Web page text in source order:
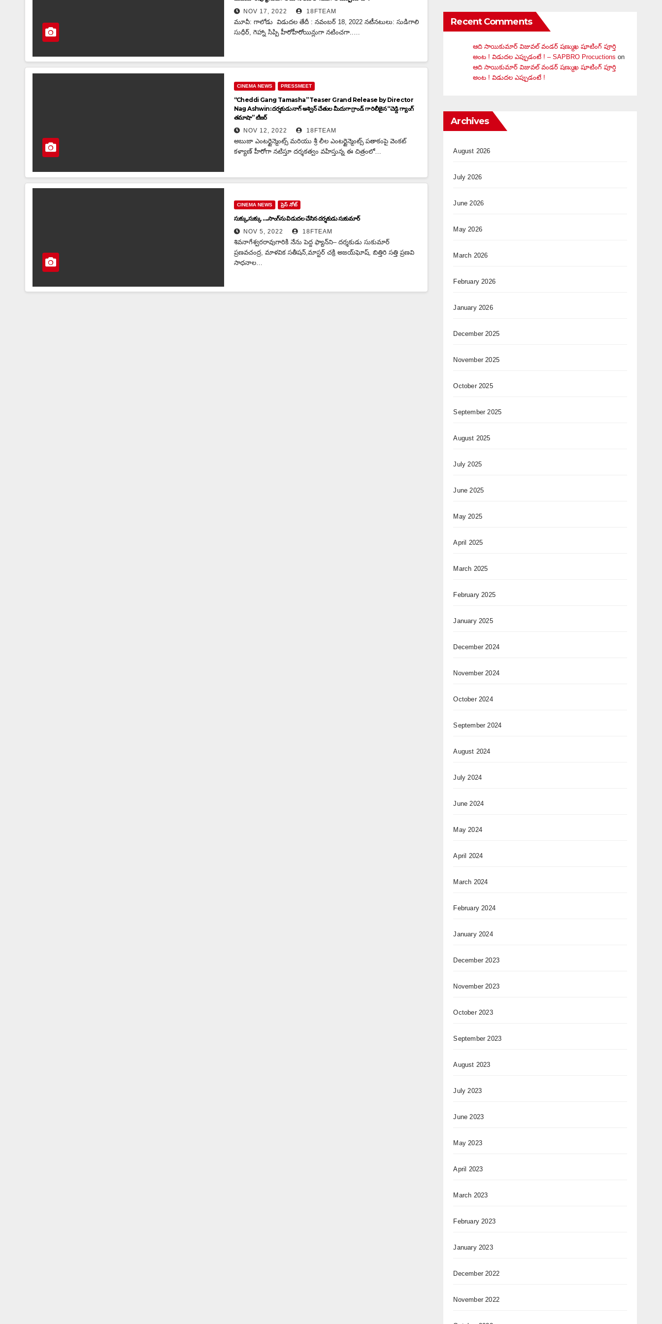
NOV 17, 2022 18FTEAM
మూవీ: గాలోడు విడుదల తేదీ : నవంబర్ 18, 2022 నటీనటులు: సుడిగాలి
సుధీర్, గెహ్నా సిప్పి హీరోహీరోయిన్లుగా నటించగా..…
CINEMA NEWS PRESSMEET
“Cheddi Gang Tamasha” Teaser Grand Release by Director
Nag Ashwin: దర్శకుడు నాగ్ అశ్విన్ చేతుల మీదుగా గ్రాండ్ గా రిలీజైన “చెడ్డి గ్యాంగ్
తమాషా” టీజర్
NOV 12, 2022 18FTEAM
అబుజా ఎంటర్టైన్మెంట్స్ మరియు శ్రీ లీల ఎంటర్టైన్మెంట్స్ పతాకంపై వెంకట్
కళ్యాణ్ హీరోగా నటిస్తూ దర్శకత్వం వహిస్తున్న ఈ చిత్రంలో…
CINEMA NEWS ప్రెస్ నోట్
సుక్కు,సుక్కు ….సాంగ్‌ను విడుదల చేసిన దర్శకుడు సుకుమార్‌
NOV 5, 2022 18FTEAM
శివనాగేశ్వరరావుగారికి నేను పెద్ద ఫ్యాన్‌ని– దర్శకుడు సుకుమార్‌
ప్రణవచంద్ర, మాళవిక సతీషన్,మాస్టర్ చక్రి అజయ్‌ఘోష్, బిత్తిరి సత్తి ప్రణవి
సాధనాల…
Recent Comments
ఆది సాయికుమార్ విజువ‌ల్ వండ‌ర్ ష‌ణ్ముఖ షూటింగ్ పూర్తి
అంట ! విడుదల ఎప్పుడంటే ! – SAPBRO Procuctions on
ఆది సాయికుమార్ విజువ‌ల్ వండ‌ర్ ష‌ణ్ముఖ షూటింగ్ పూర్తి
అంట ! విడుదల ఎప్పుడంటే !
Archives
August 2026
July 2026
June 2026
May 2026
March 2026
February 2026
January 2026
December 2025
November 2025
October 2025
September 2025
August 2025
July 2025
June 2025
May 2025
April 2025
March 2025
February 2025
January 2025
December 2024
November 2024
October 2024
September 2024
August 2024
July 2024
June 2024
May 2024
April 2024
March 2024
February 2024
January 2024
December 2023
November 2023
October 2023
September 2023
August 2023
July 2023
June 2023
May 2023
April 2023
March 2023
February 2023
January 2023
December 2022
November 2022